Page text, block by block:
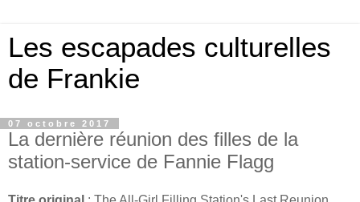
Les escapades culturelles
de Frankie
07 octobre 2017
La dernière réunion des filles de la
station-service de Fannie Flagg